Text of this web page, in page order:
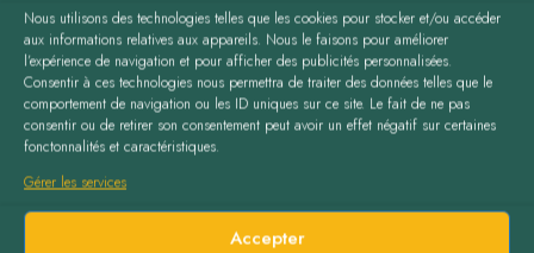
Nous utilisons des technologies telles que les cookies pour stocker et/ou accéder
aux informations relatives aux appareils. Nous le faisons pour améliorer
l’expérience de navigation et pour afficher des publicités personnalisées.
Consentir à ces technologies nous permettra de traiter des données telles que le
comportement de navigation ou les ID uniques sur ce site. Le fait de ne pas
consentir ou de retirer son consentement peut avoir un effet négatif sur certaines
fonctonnalités et caractéristiques.
Gérer les services
Accepter